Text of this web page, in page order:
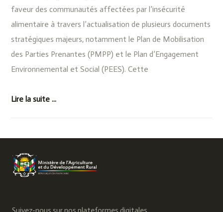
faveur des communautés affectées par l’insécurité
alimentaire à travers l’actualisation de plusieurs documents
stratégiques majeurs, notamment le Plan de Mobilisation
des Parties Prenantes (PMPP) et le Plan d’Engagement
Environnemental et Social (PEES). Cette
Lire la suite ...